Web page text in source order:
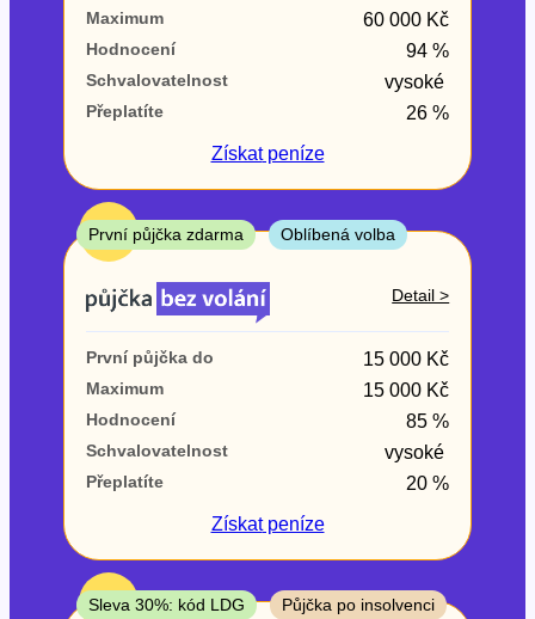
–
ano
ne
Ve zkušebce
ano
ne
V exekuci
ne
Po insolvenci
ano
V hotovosti
ano
Maximum 60 000 Kč
Hodnocení 94 %
Schvalovatelnost vysoké
Přeplatíte
26 %
Získatpeníze
TOP
První půjčka zdarma Oblíbená volba
Detail >
První půjčka do 15 000 Kč
Maximum 15 000 Kč
Hodnocení 85 %
Schvalovatelnost vysoké
Přeplatíte
20 %
Získatpeníze
TOP
Sleva 30%: kód LDG Půjčka po insolvenci